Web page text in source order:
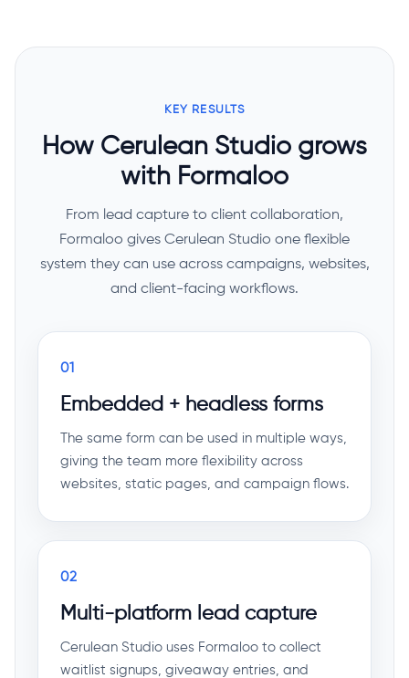
KEY RESULTS
How Cerulean Studio grows
with Formaloo
From lead capture to client collaboration,
Formaloo gives Cerulean Studio one flexible
system they can use across campaigns, websites,
and client-facing workflows.
01
Embedded + headless forms
The same form can be used in multiple ways,
giving the team more flexibility across
websites, static pages, and campaign flows.
02
Multi-platform lead capture
Cerulean Studio uses Formaloo to collect
waitlist signups, giveaway entries, and